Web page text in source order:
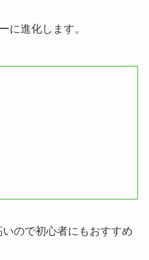
に進化します。
ので初心者にもおすすめ